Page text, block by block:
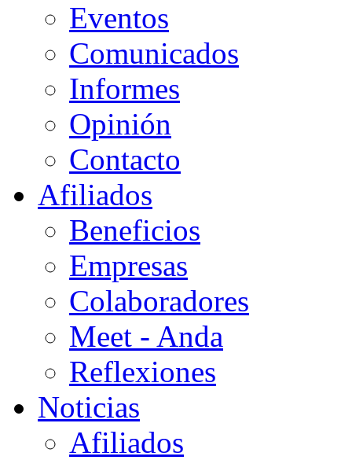
Eventos
Comunicados
Informes
Opinión
Contacto
Afiliados
Beneficios
Empresas
Colaboradores
Meet - Anda
Reflexiones
Noticias
Afiliados